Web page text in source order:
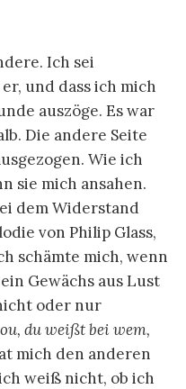
Ich sei
er, und dass ich mich
auszöge. Es war
Die andere Seite
Wie ich
sie mich ansahen.
dem Widerstand
von Philip Glass,
schämte mich, wenn
Gewächs aus Lust
oder nur
du weißt bei wem,
mich den anderen
weiß nicht, ob ich